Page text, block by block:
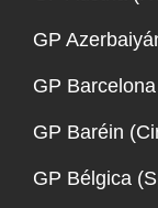
GP
GP
GP Baréin
GP Bélgica